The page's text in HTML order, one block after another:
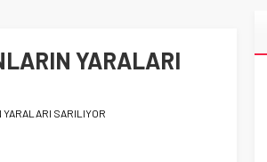
YARALARI
YARALARI SARILIYOR